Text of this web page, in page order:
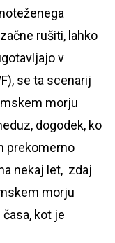
rušiti, lahko
v
se ta scenarij
morju
dogodek, ko
prekomerno
nekaj let, zdaj
morju
kot je